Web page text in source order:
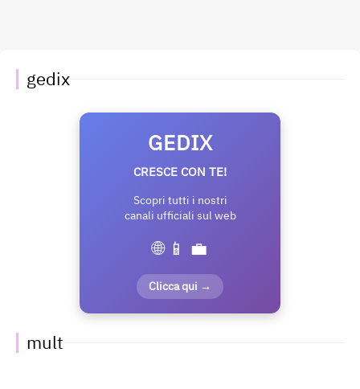
gedix
GEDIX
CRESCE CON TE!
Scopri tutti i nostri
canali ufficiali sul web
🌐 📱 💼
Clicca qui →
mult